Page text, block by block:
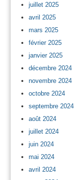
juillet 2025
avril 2025
mars 2025
février 2025
janvier 2025
décembre 2024
novembre 2024
octobre 2024
septembre 2024
août 2024
juillet 2024
juin 2024
mai 2024
avril 2024